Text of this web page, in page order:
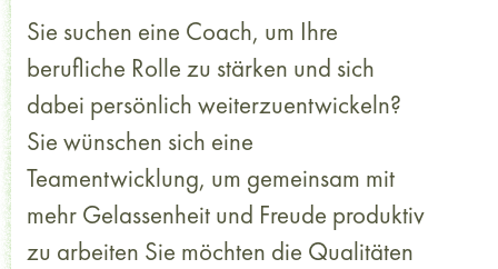
Sie suchen eine Coach, um Ihre
berufliche Rolle zu stärken und sich
dabei persönlich weiterzuentwickeln?
Sie wünschen sich eine
Teamentwicklung, um gemeinsam mit
mehr Gelassenheit und Freude produktiv
zu arbeiten Sie möchten die Qualitäten